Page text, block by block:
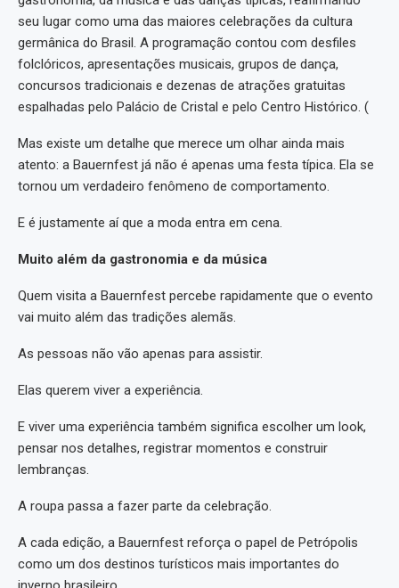
seu lugar como uma das maiores celebrações da cultura
germânica do Brasil. A programação contou com desfiles
folclóricos, apresentações musicais, grupos de dança,
concursos tradicionais e dezenas de atrações gratuitas
espalhadas pelo Palácio de Cristal e pelo Centro Histórico. (⁠
Mas existe um detalhe que merece um olhar ainda mais
atento: a Bauernfest já não é apenas uma festa típica. Ela se
tornou um verdadeiro fenômeno de comportamento.
E é justamente aí que a moda entra em cena.
Muito além da gastronomia e da música
Quem visita a Bauernfest percebe rapidamente que o evento
vai muito além das tradições alemãs.
As pessoas não vão apenas para assistir.
Elas querem viver a experiência.
E viver uma experiência também significa escolher um look,
pensar nos detalhes, registrar momentos e construir
lembranças.
A roupa passa a fazer parte da celebração.
A cada edição, a Bauernfest reforça o papel de Petrópolis
como um dos destinos turísticos mais importantes do